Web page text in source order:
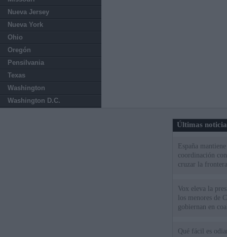
Nueva Jersey
Nueva York
Ohio
Oregón
Pensilvania
Texas
Washington
Washington D.C.
Últimas
España
coordinación
cruzar la
Vox eleva la
los menores de
gobiernan en
Qué fácil es